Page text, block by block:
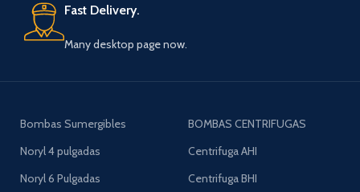
Fast Delivery.
Many desktop page now.
Bombas Sumergibles
Noryl 4 pulgadas
Noryl 6 Pulgadas
BOMBAS CENTRIFUGAS
Centrifuga AHI
Centrifuga BHI